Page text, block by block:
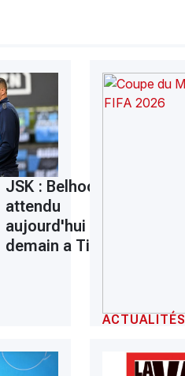
: Menad augmente la charge
JSK : Belhocine
attendu
aujourd'hui ou
demain a Tizi
ACTUALITÉS